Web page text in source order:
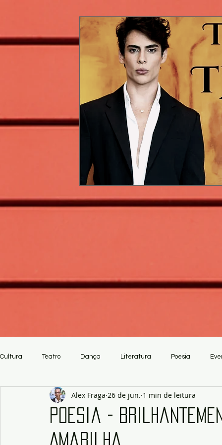
Cultura Teatro Dança Literatura Poesia
Artesanato
Poesia -
Amarilha
Alex Fraga 26 de jun. 1 min de leitura